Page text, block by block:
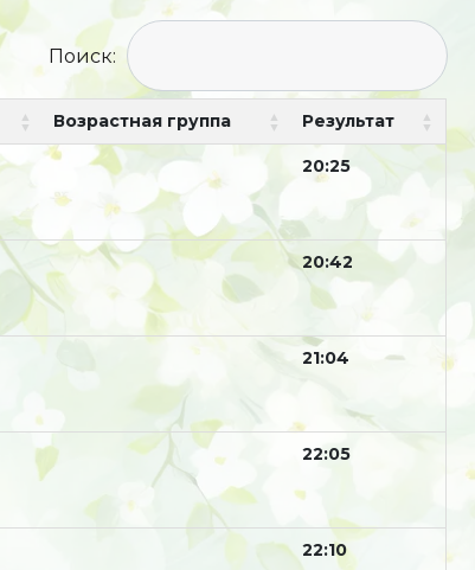
Поиск:
Возрастная группа Результат
20:25
20:42
21:04
22:05
22:10